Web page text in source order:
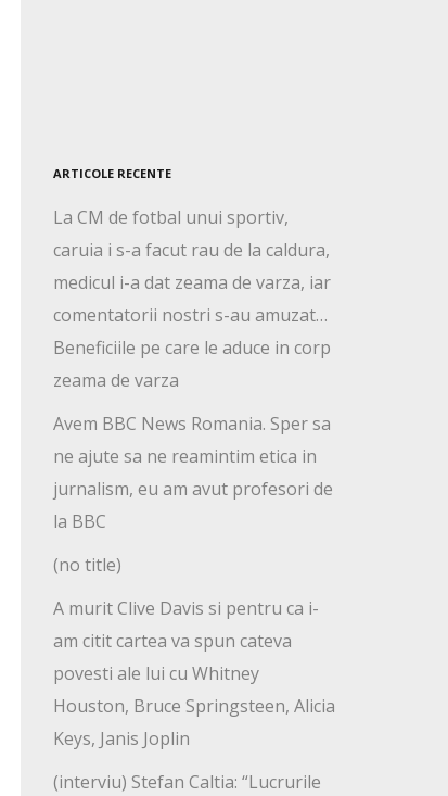
ARTICOLE RECENTE
La CM de fotbal unui sportiv,
caruia i s-a facut rau de la caldura,
medicul i-a dat zeama de varza, iar
comentatorii nostri s-au amuzat…
Beneficiile pe care le aduce in corp
zeama de varza
Avem BBC News Romania. Sper sa
ne ajute sa ne reamintim etica in
jurnalism, eu am avut profesori de
la BBC
(no title)
A murit Clive Davis si pentru ca i-
am citit cartea va spun cateva
povesti ale lui cu Whitney
Houston, Bruce Springsteen, Alicia
Keys, Janis Joplin
(interviu) Stefan Caltia: “Lucrurile